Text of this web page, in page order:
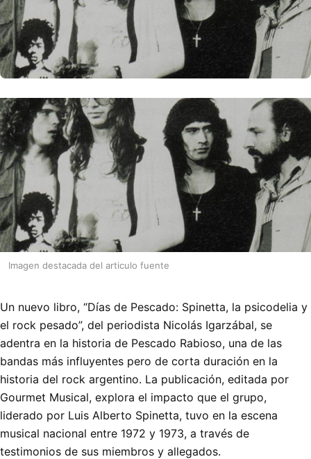
Imagen destacada del articulo fuente
Un nuevo libro, “Días de Pescado: Spinetta, la psicodelia y
el rock pesado”, del periodista Nicolás Igarzábal, se
adentra en la historia de Pescado Rabioso, una de las
bandas más influyentes pero de corta duración en la
historia del rock argentino. La publicación, editada por
Gourmet Musical, explora el impacto que el grupo,
liderado por Luis Alberto Spinetta, tuvo en la escena
musical nacional entre 1972 y 1973, a través de
testimonios de sus miembros y allegados.